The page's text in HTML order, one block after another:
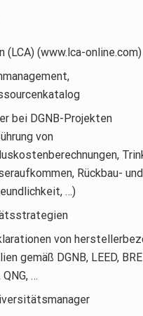
(LCA) (www.lca-online.com)
bei DGNB-Projekten
von
Rückbau- und
…)
von
gemäß DGNB, LEED,
…